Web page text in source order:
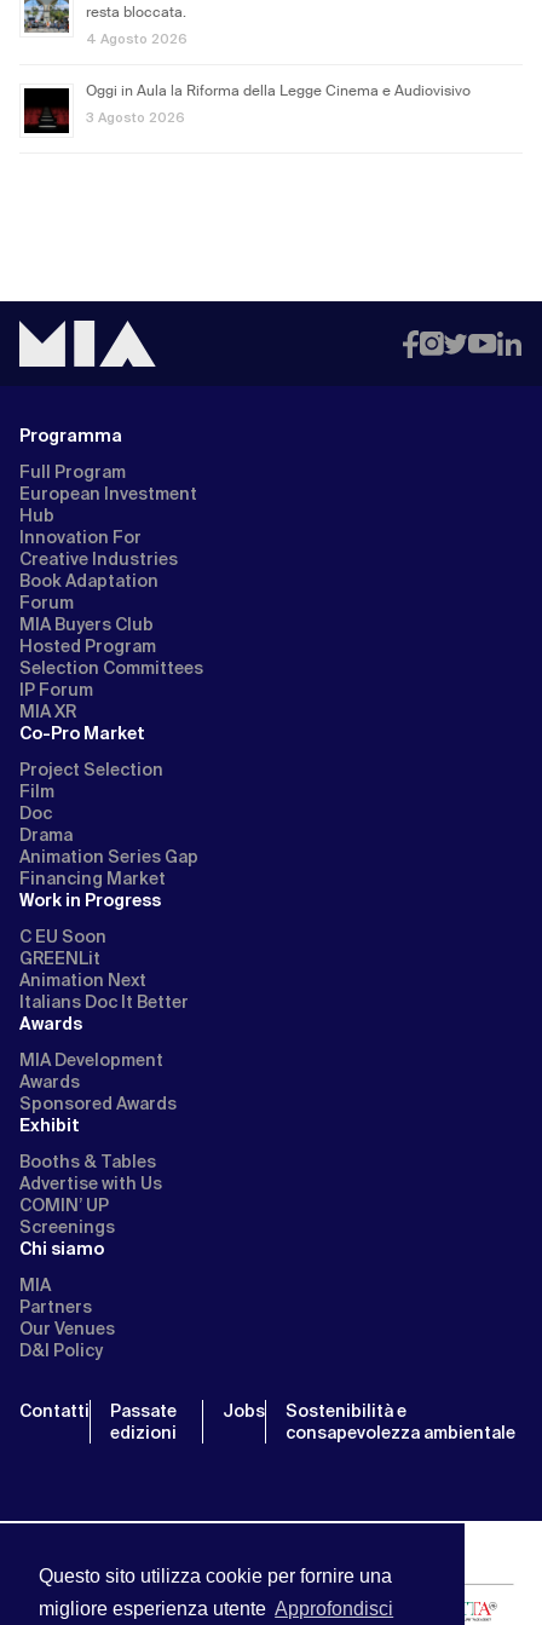
Questo sito utilizza cookie per fornire una
migliore esperienza utente Approfondisci
resta bloccata.
4 Agosto 2026
Oggi in Aula la Riforma della Legge Cinema e Audiovisivo
3 Agosto 2026
Programma
Full Program
European Investment
Hub
Innovation For
Creative Industries
Book Adaptation
Forum
MIA Buyers Club
Hosted Program
Selection Committees
IP Forum
MIA XR
Co-Pro Market
Project Selection
Film
Doc
Drama
Animation Series Gap
Financing Market
Work in Progress
C EU Soon
GREENLit
Animation Next
Italians Doc It Better
Awards
MIA Development
Awards
Sponsored Awards
Exhibit
Booths & Tables
Advertise with Us
COMIN’ UP
Screenings
Chi siamo
MIA
Partners
Our Venues
D&I Policy
Contatti
Passate
edizioni
Jobs
Sostenibilità e
consapevolezza ambientale